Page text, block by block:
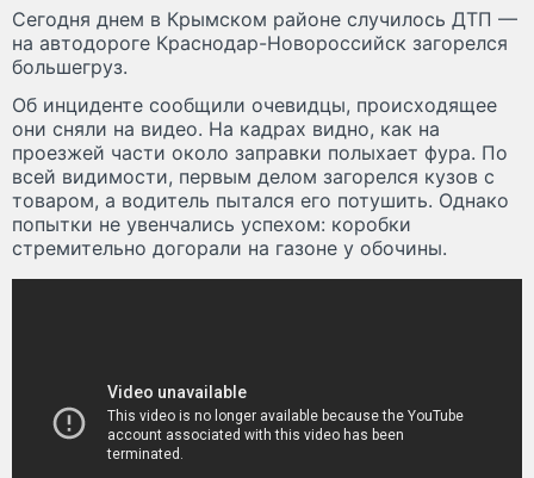
Сегодня днем в Крымском районе случилось ДТП —
на автодороге Краснодар-Новороссийск загорелся
большегруз.
Об инциденте сообщили очевидцы, происходящее
они сняли на видео. На кадрах видно, как на
проезжей части около заправки полыхает фура. По
всей видимости, первым делом загорелся кузов с
товаром, а водитель пытался его потушить. Однако
попытки не увенчались успехом: коробки
стремительно догорали на газоне у обочины.